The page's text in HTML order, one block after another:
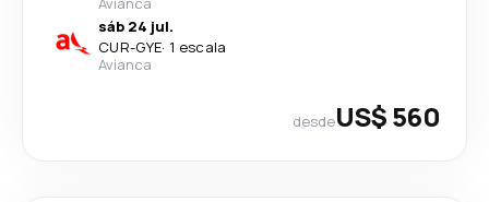
sáb 24 jul.
CUR-GYE· 1 escala
Avianca
desdeUS$ 560